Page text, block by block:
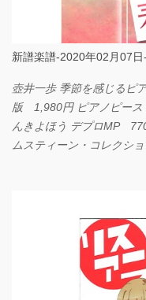
新譜楽譜-2020年02月07日-
壺井一歩 季節を感じるピ
版 1,980円 ピアノピース
んきよほう デプロMP
ムスティーン・コレクシ